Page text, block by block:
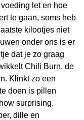
let en hoe
te gaan, soms heb
kilootjes niet
onder ons is er
dat je zo graag
Chili Burn, de
Klinkt zo een
doen is pillen
surprising,
dille en